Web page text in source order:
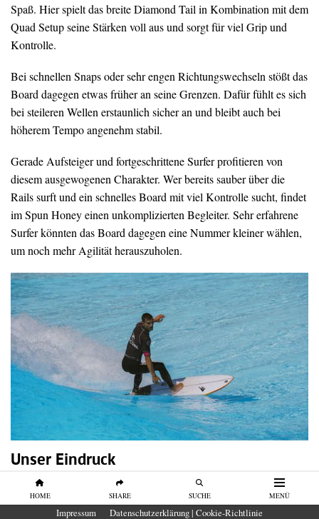
HOME SHARE SUCHE MENÜ
Spaß. Hier spielt das breite Diamond Tail in Kombination mit dem
Quad Setup seine Stärken voll aus und sorgt für viel Grip und
Kontrolle.
Bei schnellen Snaps oder sehr engen Richtungswechseln stößt das
Board dagegen etwas früher an seine Grenzen. Dafür fühlt es sich
bei steileren Wellen erstaunlich sicher an und bleibt auch bei
höherem Tempo angenehm stabil.
Gerade Aufsteiger und fortgeschrittene Surfer profitieren von
diesem ausgewogenen Charakter. Wer bereits sauber über die
Rails surft und ein schnelles Board mit viel Kontrolle sucht, findet
im Spun Honey einen unkomplizierten Begleiter. Sehr erfahrene
Surfer könnten das Board dagegen eine Nummer kleiner wählen,
um noch mehr Agilität herauszuholen.
Unser Eindruck
Das Firewire Spun Honey gehört zu den schnellsten Boards
unseres Tests. Es verbindet hohe Grundgeschwindigkeit mit viel
Impressum Datenschutzerklärung | Cookie-Richtlinie